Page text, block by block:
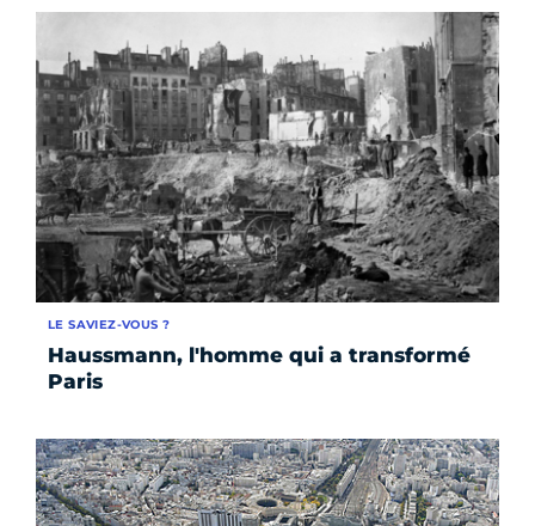
Haussmann, l'homme qui a transformé
Paris
LE SAVIEZ-VOUS ?